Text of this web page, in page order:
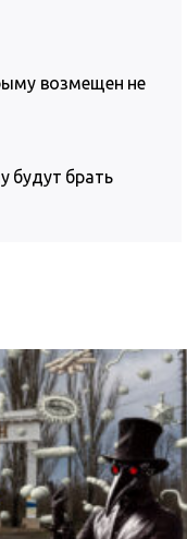
возмещен не
будут брать